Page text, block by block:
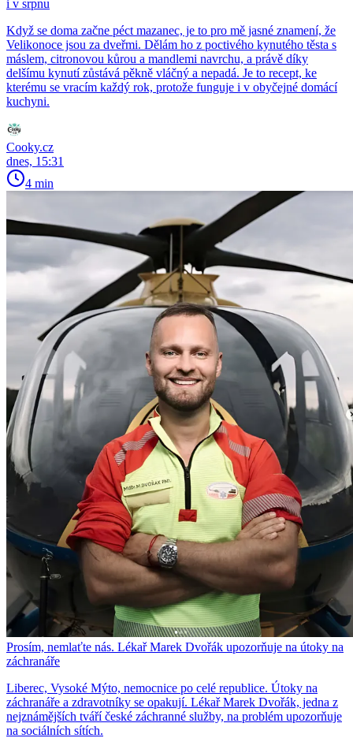
i v srpnu
Když se doma začne péct mazanec, je to pro mě jasné znamení, že
Velikonoce jsou za dveřmi. Dělám ho z poctivého kynutého těsta s
máslem, citronovou kůrou a mandlemi navrchu, a právě díky
delšímu kynutí zůstává pěkně vláčný a nepadá. Je to recept, ke
kterému se vracím každý rok, protože funguje i v obyčejné domácí
kuchyni.
Cooky.cz
dnes, 15:31
4 min
Prosím, nemlaťte nás. Lékař Marek Dvořák upozorňuje na útoky na
záchranáře
Liberec, Vysoké Mýto, nemocnice po celé republice. Útoky na
záchranáře a zdravotníky se opakují. Lékař Marek Dvořák, jedna z
nejznámějších tváří české záchranné služby, na problém upozorňuje
na sociálních sítích.